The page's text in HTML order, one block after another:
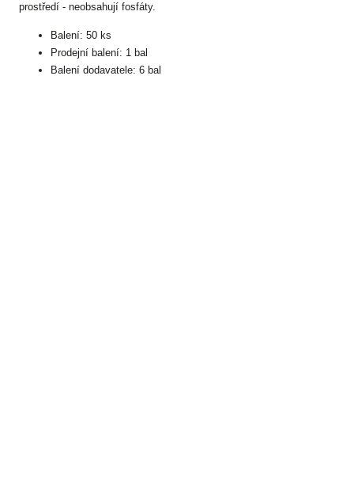
prostředí - neobsahují fosfáty.
Balení: 50 ks
Prodejní balení: 1 bal
Balení dodavatele: 6 bal